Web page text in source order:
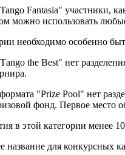
Fantasia" участники,
можно использовать
необходимо особенно
the Best" нет
"Prize Pool" нет
фонд. Первое место
в этой категории менее
название для конкурсных